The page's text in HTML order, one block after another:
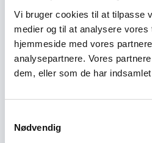
Vi bruger cookies til at tilpasse
medier og til at analysere
hjemmeside med vores
analysepartnere. Vores
dem, eller som de har
Nødvendig
The Ubumi
Strengthening Civil
Reintegration of
Civilsamfundspuljen -
Towards Self-
Southern Africa